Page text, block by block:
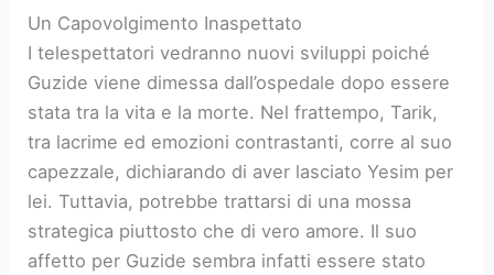
Un Capovolgimento Inaspettato
I telespettatori vedranno nuovi sviluppi poiché
Guzide viene dimessa dall’ospedale dopo essere
stata tra la vita e la morte. Nel frattempo, Tarik,
tra lacrime ed emozioni contrastanti, corre al suo
capezzale, dichiarando di aver lasciato Yesim per
lei. Tuttavia, potrebbe trattarsi di una mossa
strategica piuttosto che di vero amore. Il suo
affetto per Guzide sembra infatti essere stato